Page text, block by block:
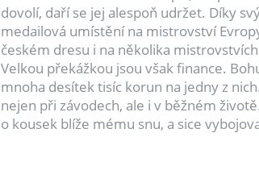
dovolí, daří se jej alespoň udržet. Díky
medailová umístění na mistrovství
českém dresu i na několika
Velkou překážkou jsou však finance.
mnoha desítek tisíc korun na jedny z
nejen při závodech, ale i v běžném
o kousek blíže mému snu, a sice